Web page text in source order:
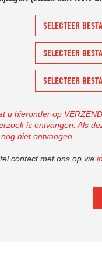
SELECTEER
SELECTEER
SELECTEER
u hieronder op
is ontvangen. Als
niet ontvangen.
contact met ons op via